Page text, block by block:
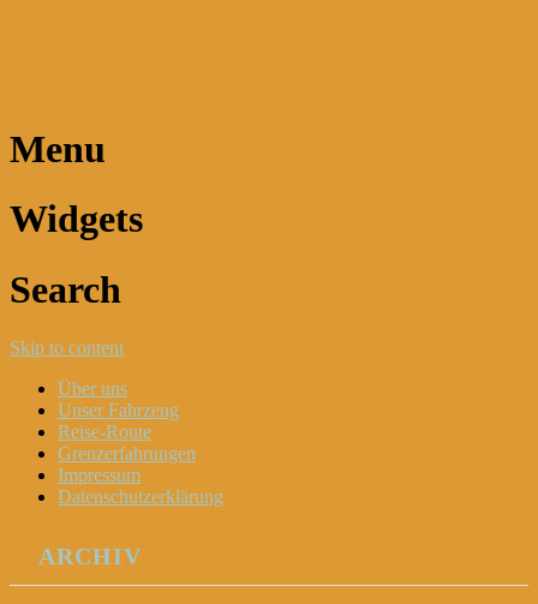
Menu
Widgets
Search
Skip to content
Über uns
Unser Fahrzeug
Reise-Route
Grenzerfahrungen
Impressum
Datenschutzerklärung
ARCHIV